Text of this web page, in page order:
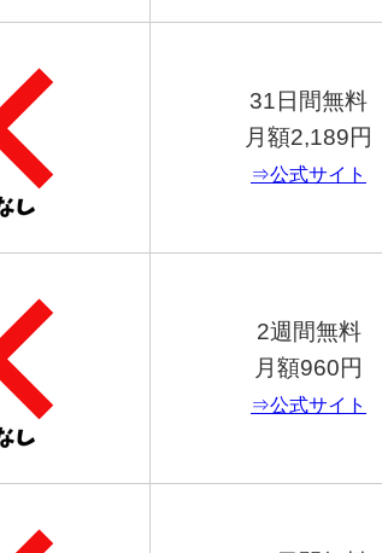
31日間無料
月額2,189円
⇒公式サイト
2週間無料
月額960円
⇒公式サイト